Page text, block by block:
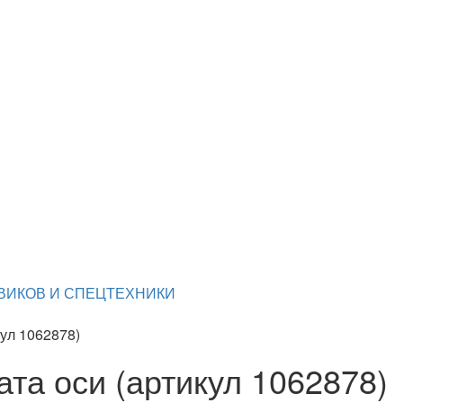
И СПЕЦТЕХНИКИ
1062878)
оси (артикул 1062878)